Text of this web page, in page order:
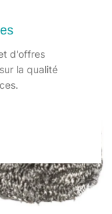
d'offres
la qualité